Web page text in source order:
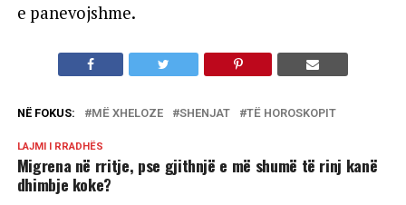
e panevojshme.
NË FOKUS: MË XHELOZE SHENJAT TË HOROSKOPIT
LAJMI I RRADHËS
Migrena në rritje, pse gjithnjë e më shumë të rinj kanë
dhimbje koke?